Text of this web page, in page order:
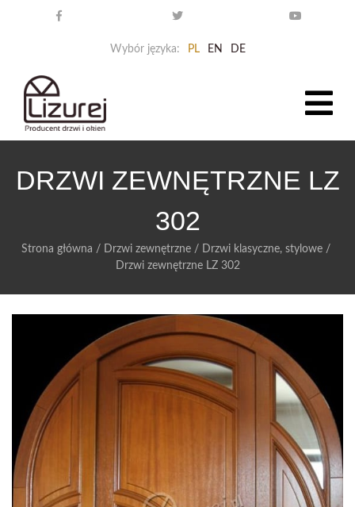
Wybór języka: PL EN DE
DRZWI ZEWNĘTRZNE LZ
302
Strona główna / Drzwi zewnętrzne / Drzwi klasyczne, stylowe /
Drzwi zewnętrzne LZ 302